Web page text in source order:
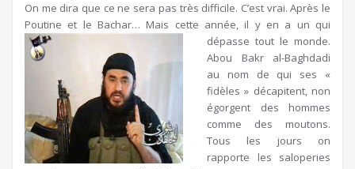
On me dira que ce ne sera pas très difficile. C’est vrai. Après le
Poutine et le Bachar… Mais cette année, il y en a un qui
dépasse tout le monde.
Abou Bakr al-Baghdadi
au nom de qui ses «
fidèles » décapitent, non
égorgent des hommes
comme des moutons.
Tous les jours on
rapporte les saloperies